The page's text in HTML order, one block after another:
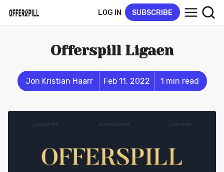
LOG IN SUBSCRIBE
Offerspill Ligaen
Jon Kristian Haarr Feb 11, 2022 1 min read